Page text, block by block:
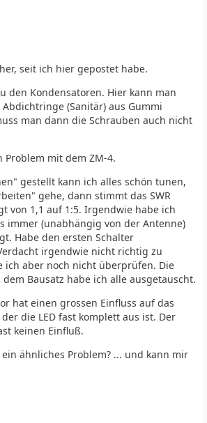
seit ich hier gepostet habe.
den Kondensatoren. Hier kann man
(Sanitär) aus Gummi
man dann die Schrauben auch nicht
Problem mit dem ZM-4.
gestellt kann ich alles schön tunen,
gehe, dann stimmt das SWR
von 1,1 auf 1:5. Irgendwie habe ich
immer (unabhängig von der Antenne)
Habe den ersten Schalter
irgendwie nicht richtig zu
ich aber noch nicht überprüfen. Die
Bausatz habe ich alle ausgetauscht.
hat einen grossen Einfluss auf das
die LED fast komplett aus ist. Der
keinen Einfluß.
ähnliches Problem? ... und kann mir